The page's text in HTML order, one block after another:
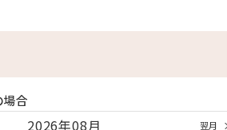
合
2026年08月 翌月